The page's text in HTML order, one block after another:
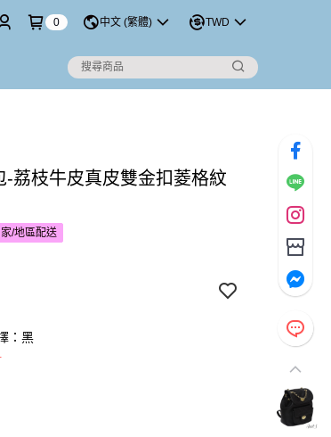
0 中文 (繁體) TWD
-荔枝牛皮真皮雙金扣菱格紋
/地區配送
：黑